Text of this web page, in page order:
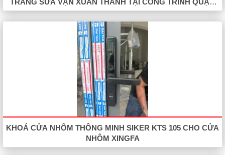
TRẮNG SỮA VẠN XUÂN THÀNH TẠI CÔNG TRÌNH QUẬN
12
KHOÁ CỬA NHÔM THÔNG MINH SIKER KTS 105 CHO CỬA
NHÔM XINGFA